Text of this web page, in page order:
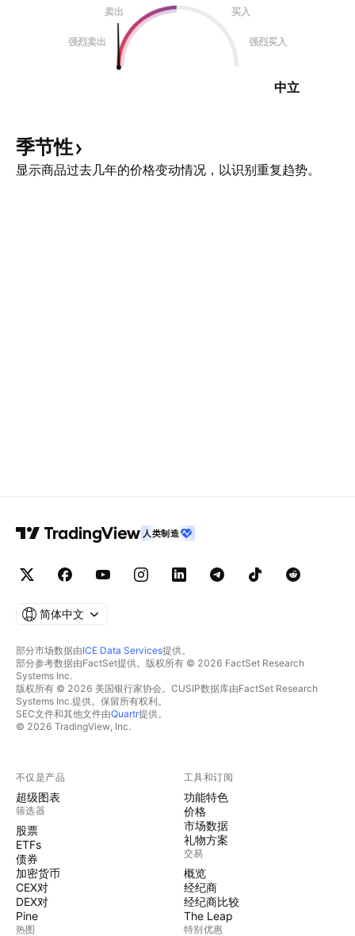
卖出
买入
强烈卖出 强烈买入
中立
季节性
显示商品过去几年的价格变动情况，以识别重复趋势。
人类制造
简体中文
部分市场数据由ICE Data Services提供。
部分参考数据由FactSet提供。版权所有 © 2026 FactSet Research
Systems Inc.
版权所有 © 2026 美国银行家协会。CUSIP数据库由FactSet Research
Systems Inc.提供。保留所有权利。
SEC文件和其他文件由Quartr提供。
© 2026 TradingView, Inc.
不仅是产品
超级图表
筛选器
股票
ETFs
债券
加密货币
CEX对
DEX对
Pine
热图
工具和订阅
功能特色
价格
市场数据
礼物方案
交易
概览
经纪商
经纪商比较
The Leap
特别优惠